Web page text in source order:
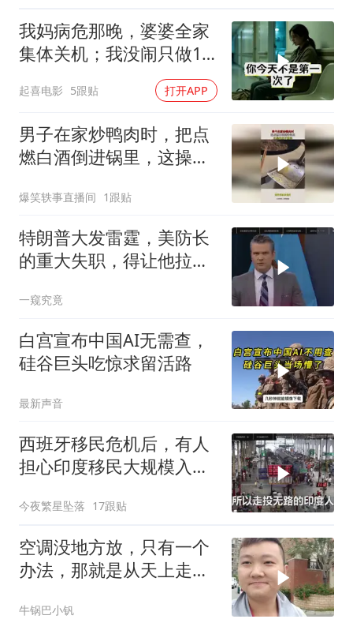
我妈病危那晚，婆婆全家
集体关机；我没闹只做1
事，6天后她打来电话：
你是不是疯了？
起喜电影 5跟贴 打开APP
男子在家炒鸭肉时，把点
燃白酒倒进锅里，这操作
爆笑轶事直播间 1跟贴
特朗普大发雷霆，美防长
的重大失职，得让他拉下
一窥究竟
白宫宣布中国AI无需查，
硅谷巨头吃惊求留活路
最新声音
西班牙移民危机后，有人
担心印度移民大规模入侵
今夜繁星坠落 17跟贴
空调没地方放，只有一个
办法，那就是从天上走，
牛锅巴小钒